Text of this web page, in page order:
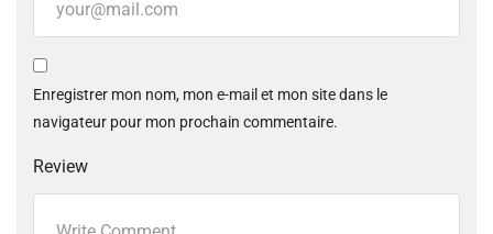
Enregistrer mon nom, mon e-mail et mon site dans le
navigateur pour mon prochain commentaire.
Review